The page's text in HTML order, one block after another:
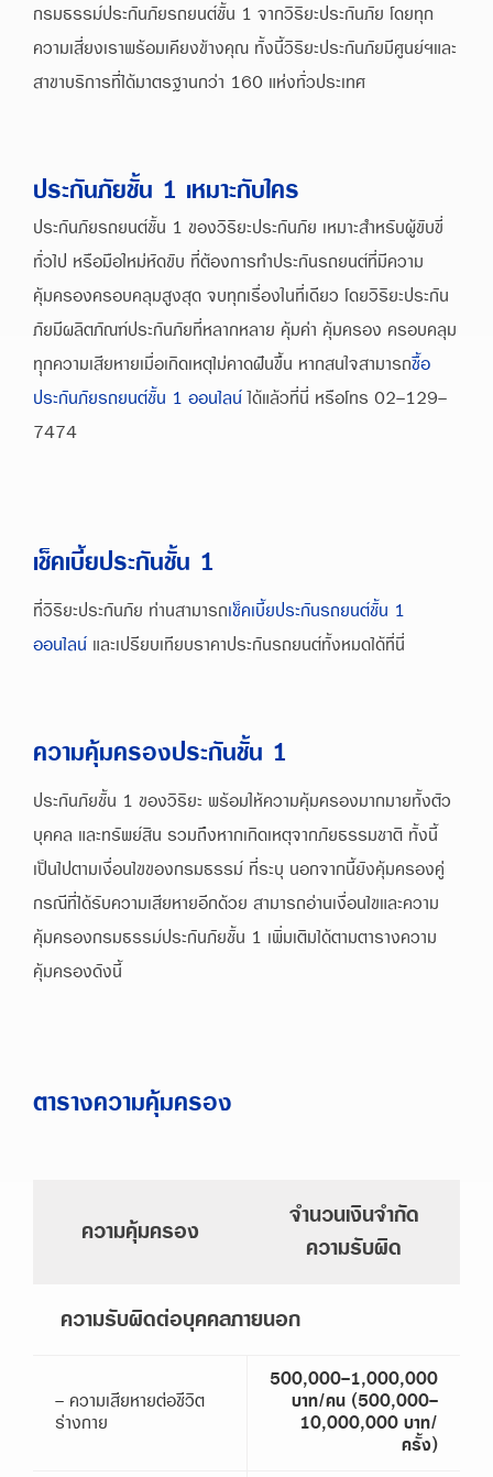
กรมธรรม์ประกันภัยรถยนต์ชั้น 1 จากวิริยะประกันภัย โดยทุก
ความเสี่ยงเราพร้อมเคียงข้างคุณ ทั้งนี้วิริยะประกันภัยมีศูนย์ฯและ
สาขาบริการที่ได้มาตรฐานกว่า 160 แห่งทั่วประเทศ
ประกันภัยชั้น 1 เหมาะกับใคร
ประกันภัยรถยนต์ชั้น 1 ของวิริยะประกันภัย เหมาะสำหรับผู้ขับขี่
ทั่วไป หรือมือใหม่หัดขับ ที่ต้องการทำประกันรถยนต์ที่มีความ
คุ้มครองครอบคลุมสูงสุด จบทุกเรื่องในที่เดียว โดยวิริยะประกัน
ภัยมีผลิตภัณฑ์ประกันภัยที่หลากหลาย คุ้มค่า คุ้มครอง ครอบคลุม
ทุุกความเสียหายเมื่อเกิดเหตุไม่คาดฝันขึ้น หากสนใจสามารถซื้อ
ประกันภัยรถยนต์ชั้น 1 ออนไลน์ได้แล้วที่นี่ หรือโทร 02-129-
7474
เช็คเบี้ยประกันชั้น 1
ที่วิริยะประกันภัย ท่านสามารถเช็คเบี้ยประกันรถยนต์ชั้น 1
ออนไลน์ และเปรียบเทียบราคาประกันรถยนต์ทั้งหมดได้ที่นี่
ความคุ้มครองประกันชั้น 1
ประกันภัยชั้น 1 ของวิริยะ พร้อมให้ความคุ้มครองมากมายทั้งตัว
บุคคล และทรัพย์สิน รวมถึงหากเกิดเหตุจากภัยธรรมชาติ ทั้งนี้
เป็นไปตามเงื่อนไขของกรมธรรม์ ที่ระบุ นอกจากนี้ยังคุ้มครองคู่
กรณีที่ได้รับความเสียหายอีกด้วย สามารถอ่านเงื่อนไขและความ
คุ้มครองกรมธรรม์ประกันภัยชั้น 1 เพิ่มเติมได้ตามตารางความ
คุ้มครองดังนี้
ตารางความคุ้มครอง
ความคุ้มครอง
จำนวนเงินจำกัด
ความรับผิด
ความรับผิดต่อบุคคลภายนอก
- ความเสียหายต่อชีวิต
ร่างกาย
500,000-1,000,000
บาท/คน (500,000-
10,000,000 บาท/
ครั้ง)